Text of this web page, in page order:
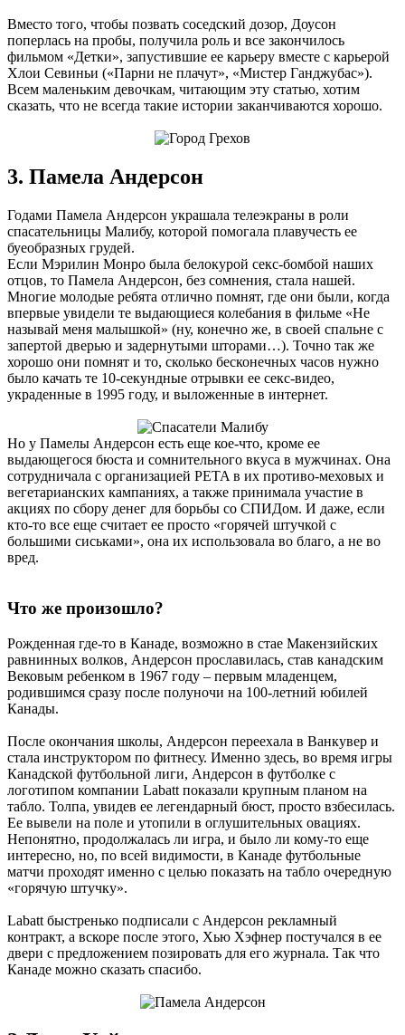
Вместо того, чтобы позвать соседский дозор, Доусон
поперлась на пробы, получила роль и все закончилось
фильмом «Детки», запустившие ее карьеру вместе с карьерой
Хлои Севиньи («Парни не плачут», «Мистер Ганджубас»).
Всем маленьким девочкам, читающим эту статью, хотим
сказать, что не всегда такие истории заканчиваются хорошо.
3. Памела Андерсон
Годами Памела Андерсон украшала телеэкраны в роли
спасательницы Малибу, которой помогала плавучесть ее
буеобразных грудей.
Если Мэрилин Монро была белокурой секс-бомбой наших
отцов, то Памела Андерсон, без сомнения, стала нашей.
Многие молодые ребята отлично помнят, где они были, когда
впервые увидели те выдающиеся колебания в фильме «Не
называй меня малышкой» (ну, конечно же, в своей спальне с
запертой дверью и задернутыми шторами…). Точно так же
хорошо они помнят и то, сколько бесконечных часов нужно
было качать те 10-секундные отрывки ее секс-видео,
украденные в 1995 году, и выложенные в интернет.
Но у Памелы Андерсон есть еще кое-что, кроме ее
выдающегося бюста и сомнительного вкуса в мужчинах. Она
сотрудничала с организацией PETA в их противо-меховых и
вегетарианских кампаниях, а также принимала участие в
акциях по сбору денег для борьбы со СПИДом. И даже, если
кто-то все еще считает ее просто «горячей штучкой с
большими сиськами», она их использовала во благо, а не во
вред.
Что же произошло?
Рожденная где-то в Канаде, возможно в стае Макензийских
равнинных волков, Андерсон прославилась, став канадским
Вековым ребенком в 1967 году – первым младенцем,
родившимся сразу после полуночи на 100-летний юбилей
Канады.
После окончания школы, Андерсон переехала в Ванкувер и
стала инструктором по фитнесу. Именно здесь, во время игры
Канадской футбольной лиги, Андерсон в футболке с
логотипом компании Labatt показали крупным планом на
табло. Толпа, увидев ее легендарный бюст, просто взбесилась.
Ее вывели на поле и утопили в оглушительных овациях.
Непонятно, продолжалась ли игра, и было ли кому-то еще
интересно, но, по всей видимости, в Канаде футбольные
матчи проходят именно с целью показать на табло очередную
«горячую штучку».
Labatt быстренько подписали с Андерсон рекламный
контракт, а вскоре после этого, Хью Хэфнер постучался в ее
двери с предложением позировать для его журнала. Так что
Канаде можно сказать спасибо.